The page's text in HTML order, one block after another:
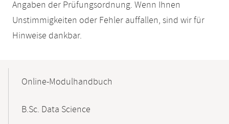
Angaben der Prüfungsordnung. Wenn Ihnen
Unstimmigkeiten oder Fehler auffallen, sind wir für
Hinweise dankbar.
NavigationOnline-Modulhandbuch
B.Sc. Data Science